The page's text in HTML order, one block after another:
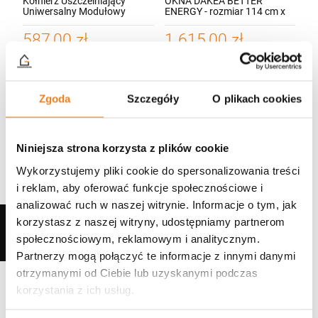
Zgoda Szczegóły O plikach cookies
Niniejsza strona korzysta z plików cookie
Wykorzystujemy pliki cookie do spersonalizowania treści
i reklam, aby oferować funkcje społecznościowe i
analizować ruch w naszej witrynie. Informacje o tym, jak
korzystasz z naszej witryny, udostępniamy partnerom
społecznościowym, reklamowym i analitycznym.
Partnerzy mogą połączyć te informacje z innymi danymi
otrzymanymi od Ciebie lub uzyskanymi podczas
korzystania z ich usług.
Zestaw RoofLITE+ FRF B600 100x100 z
Okno Dachowe plastikowe RoofLITE+ TRIO
Uniwersalny Modułowy
587,00 zł
ENERGY - rozmiar 114 cm x
nawiewnikiem, otwieranie
dolne, współczynnik 1.1
1 615,00 zł